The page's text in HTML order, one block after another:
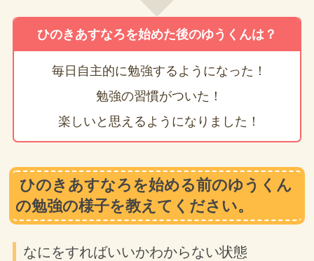
ひのきあすなろを始めた後のゆうくんは？
毎日自主的に勉強するようになった！
勉強の習慣がついた！
楽しいと思えるようになりました！
ひのきあすなろを始める前のゆうくん
の勉強の様子を教えてください。
なにをすればいいかわからない状態